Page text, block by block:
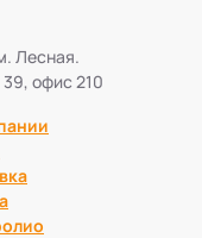
Лесная.
офис 210